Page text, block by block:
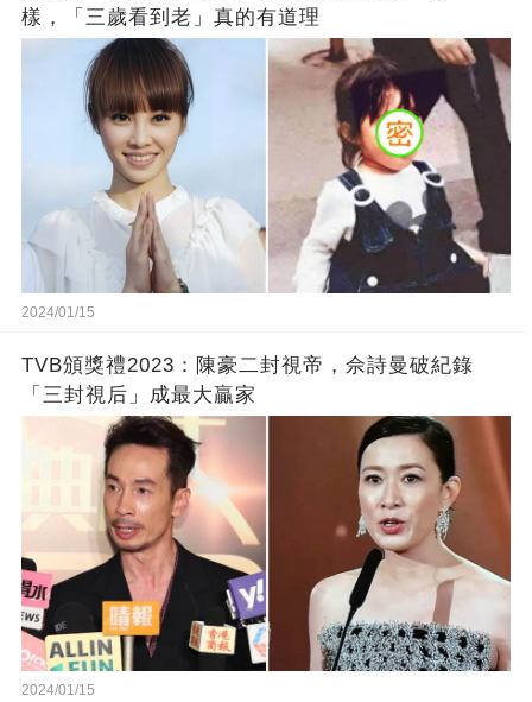
樣，「三歲看到老」真的有道理
2024/01/15
TVB頒獎禮2023：陳豪二封視帝，佘詩曼破紀錄
「三封視后」成最大贏家
2024/01/15